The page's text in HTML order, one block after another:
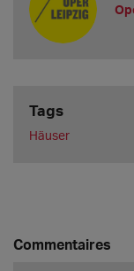
Tags
Häuser
Commentaires